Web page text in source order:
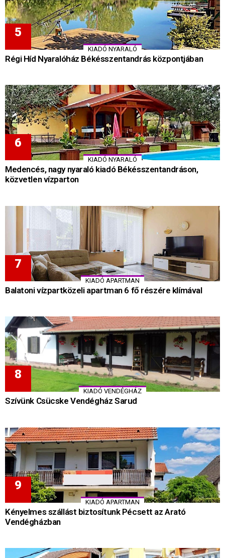
KIADÓ NYARALÓ
Régi Híd Nyaralóház Békésszentandrás központjában
KIADÓ NYARALÓ
Medencés, nagy nyaraló kiadó Békésszentandráson,
közvetlen vízparton
KIADÓ APARTMAN
Balatoni vízpartközeli apartman 6 fő részére klímával
KIADÓ VENDÉGHÁZ
Szívünk Csücske Vendégház Sarud
KIADÓ APARTMAN
Kényelmes szállást biztosítunk Pécsett az Arató
Vendégházban